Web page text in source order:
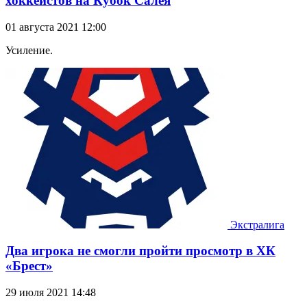
01 августа 2021 12:00
Усиление.
Экстралига
Два игрока не смогли пройти просмотр в ХК
«Брест»
29 июля 2021 14:48